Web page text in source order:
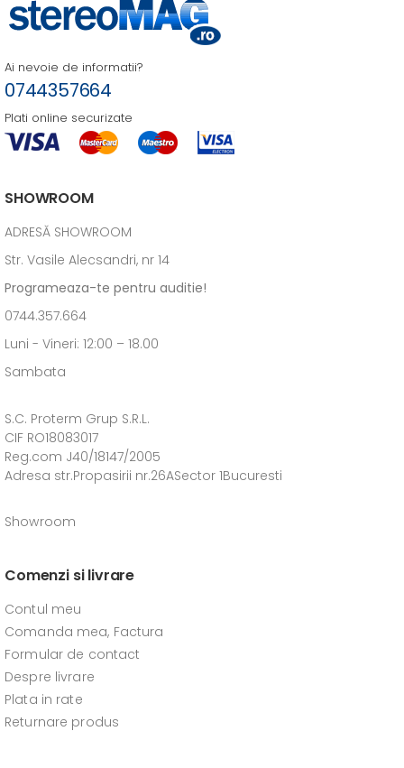
Ai nevoie de informatii?
0744357664
Plati online securizate
SHOWROOM
ADRESĂ SHOWROOM
Str. Vasile Alecsandri, nr 14
Programeaza-te pentru auditie!
0744.357.664
Luni - Vineri: 12:00 – 18.00
Sambata
S.C. Proterm Grup S.R.L.
CIF RO18083017
Reg.com J40/18147/2005
Adresa str.Propasirii nr.26ASector 1Bucuresti
Showroom
Comenzi si livrare
Contul meu
Comanda mea, Factura
Formular de contact
Despre livrare
Plata in rate
Returnare produs